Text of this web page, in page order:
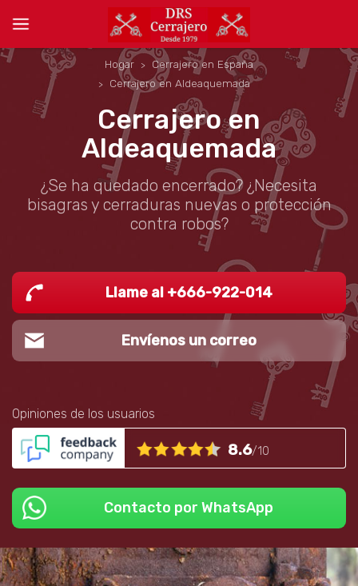
Hogar
Cerrajero en España
Cerrajero en Aldeaquemada
Cerrajero en
Aldeaquemada
¿Se ha quedado encerrado? ¿Necesita
bisagras y cerraduras nuevas o protección
contra robos?
Llame al +666-922-014
Envíenos un correo
Opiniones de los usuarios
8.6/10
Contacto por WhatsApp